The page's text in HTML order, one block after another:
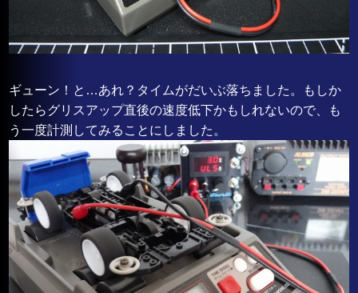
ギューン！と…あれ？タイムがだいぶ落ちました。もしか
したらグリスアップ直後の速度低下かもしれないので、も
う一度計測してみることにしました。